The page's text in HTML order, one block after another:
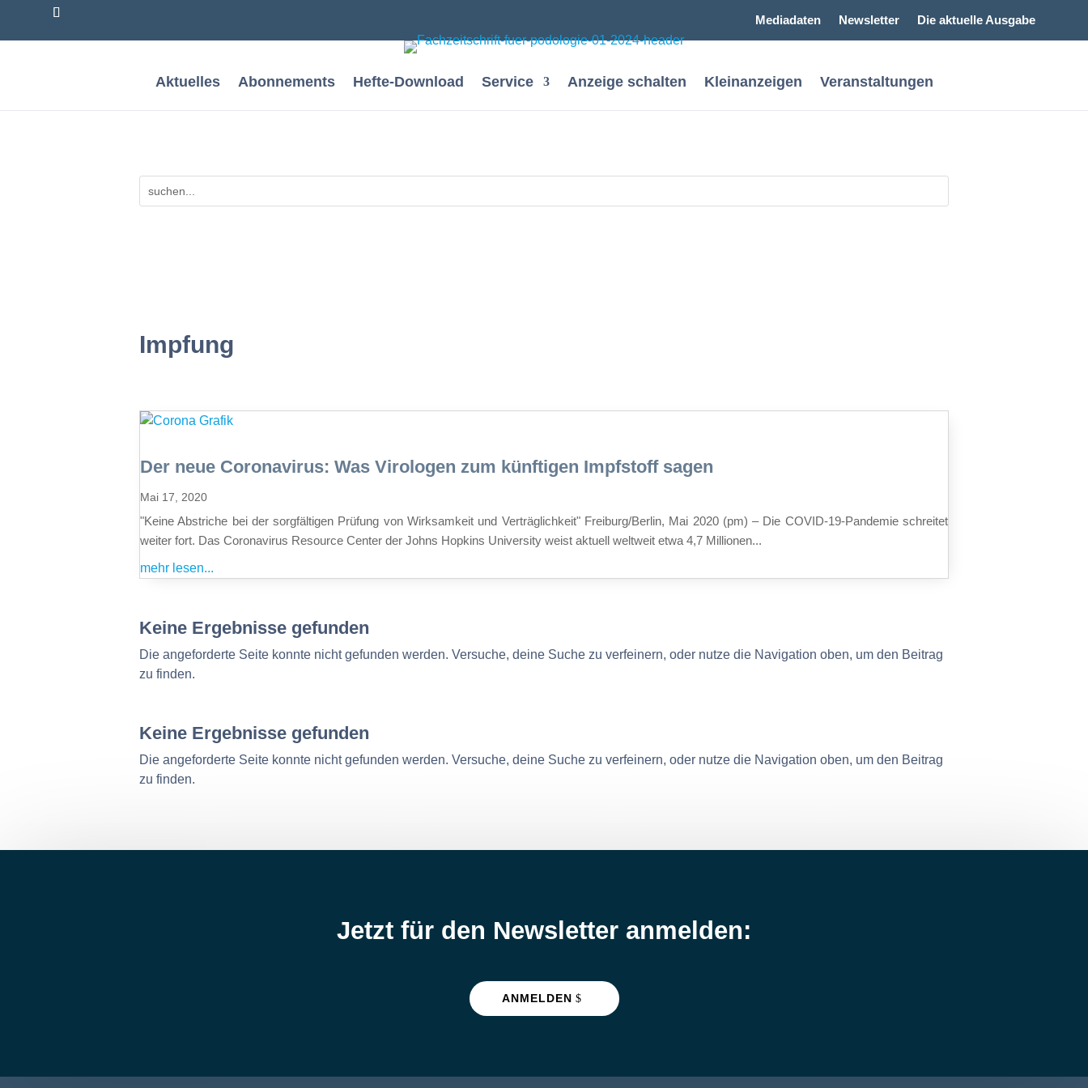
Mediadaten Newsletter Die aktuelle Ausgabe
Aktuelles Abonnements Hefte-Download Service Anzeige schalten Kleinanzeigen Veranstaltungen
Impfung
Der neue Coronavirus: Was Virologen zum künftigen Impfstoff sagen
Mai 17, 2020
"Keine Abstriche bei der sorgfältigen Prüfung von Wirksamkeit und Verträglichkeit" Freiburg/Berlin, Mai 2020 (pm) – Die COVID-19-Pandemie schreitet
weiter fort. Das Coronavirus Resource Center der Johns Hopkins University weist aktuell weltweit etwa 4,7 Millionen...
mehr lesen...
Keine Ergebnisse gefunden
Die angeforderte Seite konnte nicht gefunden werden. Versuche, deine Suche zu verfeinern, oder nutze die Navigation oben, um den Beitrag
zu finden.
Keine Ergebnisse gefunden
Die angeforderte Seite konnte nicht gefunden werden. Versuche, deine Suche zu verfeinern, oder nutze die Navigation oben, um den Beitrag
zu finden.
Jetzt für den Newsletter anmelden:
ANMELDEN